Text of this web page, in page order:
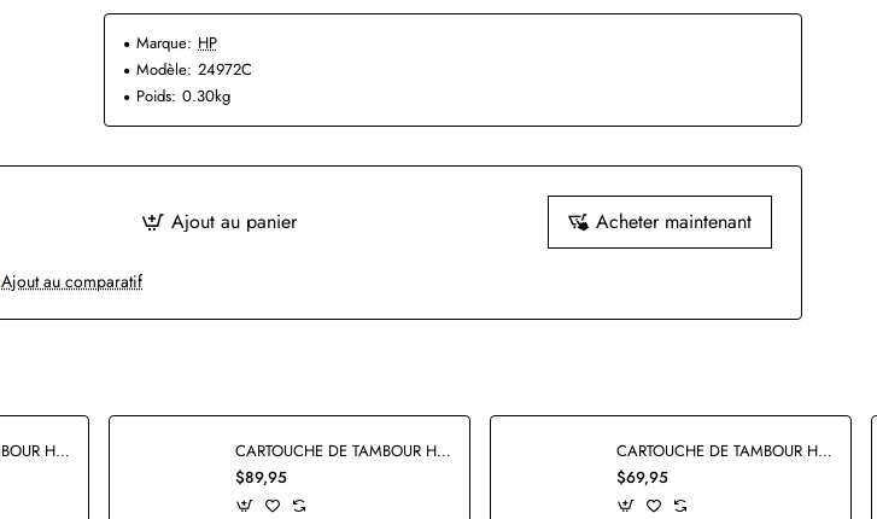
Marque: HP
Modèle: 24972C
Poids: 0.30kg
Ajout au panier Acheter maintenant
Ajout au comparatif
CARTOUCHE DE TAMBOUR HP C9704A ORIGINALE
CARTOUCHE DE TAMBOUR HP126A CE314A RECYCLÉE
$89,95
CARTOUCHE DE TAMBOUR HP19A CF219A COMPATIBLE
$69,95